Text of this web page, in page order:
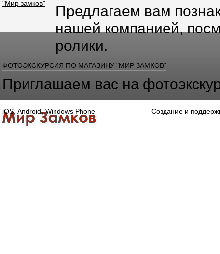
Предлагаем вам
нашей компанией,
ролики.
ФОТОЭКСКУРСИЯ ПО МАГАЗИНУ "МИР ЗАМКОВ"
Приглашаем вас на
Главная
Каталог
iOS, Android, Windows Phone Создание и